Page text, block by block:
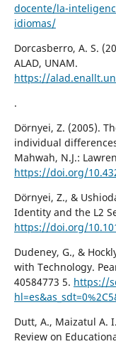
docente/la-
idiomas/
Dorcasberro, A. S.
ALAD, UNAM.
https://
.
Dörnyei, Z. (2005).
individual
Mahwah, N.J.:
https://doi.org/
Dörnyei, Z., &
Identity and the L2
https://doi.org/
Dudeney, G., &
with Technology.
40584773 5. https://
Dutt, A., Maizatul A.
Review on